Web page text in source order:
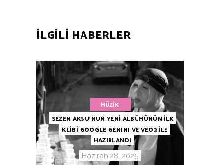
ILGILI HABERLER
MÜZIK
SEZEN AKSU’NUN YENİ ALBÜMÜNÜN İLK
KLİBİ GOOGLE GEMINI VE VEO3 İLE
HAZIRLANDI
Haziran 28, 2025